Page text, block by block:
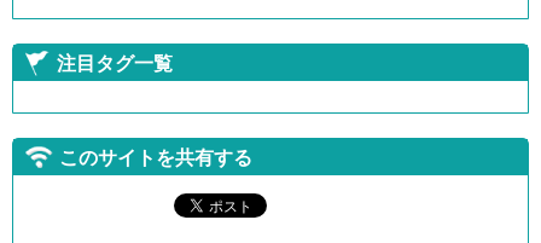
注目タグ一覧
このサイトを共有する